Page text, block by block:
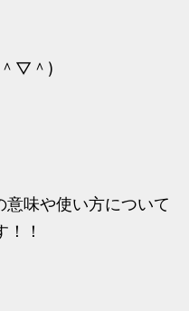
▽＾)
意味や使い方について
！